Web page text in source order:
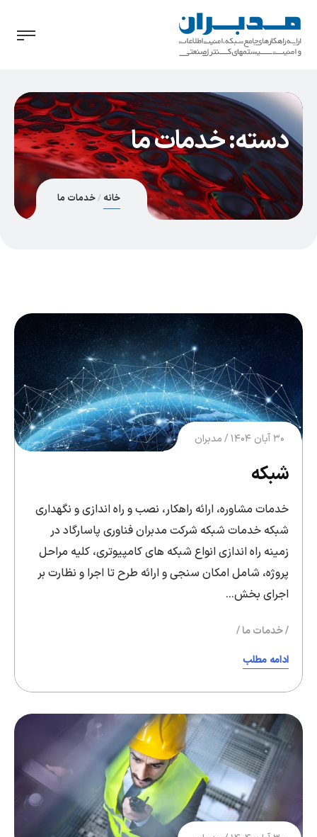
دسته:خدمات ما
خانه خدمات ما
۳۰ آبان ۱۴۰۴ مدبران
شبکه
خدمات مشاوره، ارائه راهکار، نصب و راه اندازی و نگهداری
شبکه خدمات شبکه شرکت مدبران فناوری پاسارگاد در
زمینه راه اندازی انواع شبکه های کامپیوتری، کلیه مراحل
پروژه، شامل امکان سنجی و ارائه طرح تا اجرا و نظارت بر
اجرای بخش…
خدمات ما
ادامه مطلب